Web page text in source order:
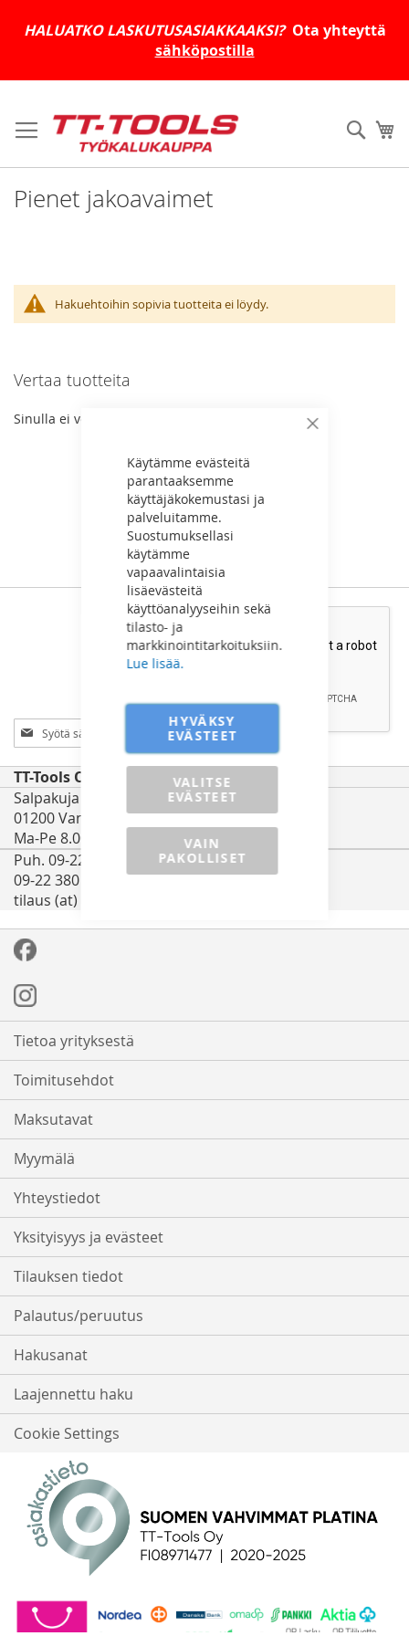
Sulje
Käytämme evästeitä
parantaaksemme
käyttäjäkokemustasi ja
palveluitamme.
Suostumuksellasi
käytämme
vapaavalintaisia
lisäevästeitä
käyttöanalyyseihin sekä
tilasto- ja
markkinointitarkoituksiin.
Lue lisää.
HYVÄKSY
EVÄSTEET
VALITSE
EVÄSTEET
VAIN
PAKOLLISET
HALUATKO LASKUTUSASIAKKAAKSI?Ota yhteyttä
sähköpostilla
to
Content
Haku
Pienet jakoavaimet
Hakuehtoihin sopivia tuotteita ei löydy.
Vertaa tuotteita
Sinulla ei vertailtavia tuotteita.
Tilaa
uutiskirjeemme:
Tilaa uutiskirje
TT-Tools Oy
Salpakuja 5
01200 Vantaa
Ma-Pe 8.00-16.00
Puh. 09-22 380 380 tai
09-22 380 330
tilaus (at) tttools.fi
Tietoa yrityksestä
Toimitusehdot
Maksutavat
Myymälä
Yhteystiedot
Yksityisyys ja evästeet
Tilauksen tiedot
Palautus/peruutus
Hakusanat
Laajennettu haku
Cookie Settings